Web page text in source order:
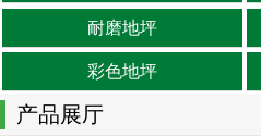
耐磨地坪
彩色地坪
产品展厅